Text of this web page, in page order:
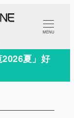
MENU
夏」好